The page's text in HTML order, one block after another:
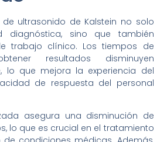
ultrasonido de Kalstein no solo
diagnóstica, sino que también
trabajo clínico. Los tiempos de
resultados disminuyen
lo que mejora la experiencia del
de respuesta del personal
asegura una disminución de
lo que es crucial en el tratamiento